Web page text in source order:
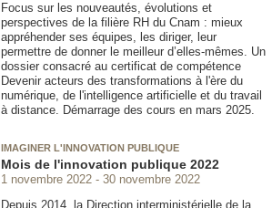
Focus sur les nouveautés, évolutions et
perspectives de la filière RH du Cnam : mieux
appréhender ses équipes, les diriger, leur
permettre de donner le meilleur d’elles-mêmes. Un
dossier consacré au certificat de compétence
Devenir acteurs des transformations à l'ère du
numérique, de l'intelligence artificielle et du travail
à distance. Démarrage des cours en mars 2025.
IMAGINER L'INNOVATION PUBLIQUE
Mois de l'innovation publique 2022
1 novembre 2022
30 novembre 2022
Depuis 2014, la Direction interministérielle de la